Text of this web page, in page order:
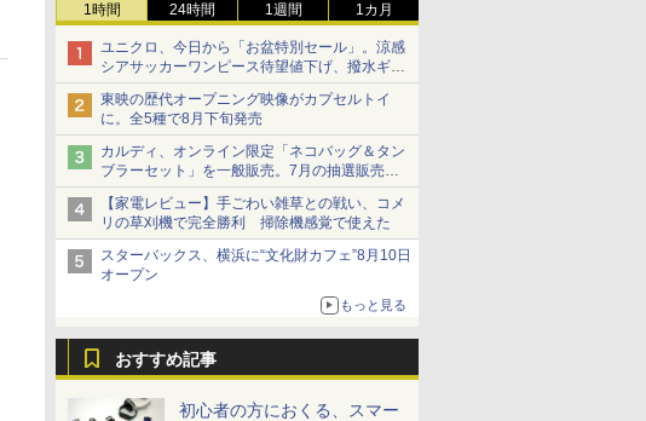
1時間 24時間 1週間 1カ月
ユニクロ、今日から「お盆特別セール」。涼感
シアサッカーワンピース待望値下げ、撥水ギア
ショーツは1990円に
東映の歴代オープニング映像がカプセルトイ
に。全5種で8月下旬発売
カルディ、オンライン限定「ネコバッグ＆タン
ブラーセット」を一般販売。7月の抽選販売の
当選無効分
【家電レビュー】手ごわい雑草との戦い、コメ
リの草刈機で完全勝利 掃除機感覚で使えた
スターバックス、横浜に“文化財カフェ”8月10日
オープン
もっと見る
おすすめ記事
初心者の方におくる、スマー